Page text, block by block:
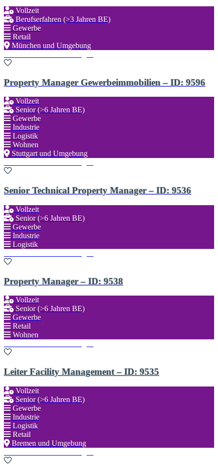
Vollzeit
Berufserfahren (>3 Jahren BE)
Gewerbe
Retail
München und Umgebung
Property Manager Gewerbeimmobilien – ID: 9596
Vollzeit
Senior (>6 Jahren BE)
Gewerbe
Industrie
Logistik
Wohnen
Stuttgart und Umgebung
Senior Technical Property Manager – ID: 9536
Vollzeit
Senior (>6 Jahren BE)
Gewerbe
Industrie
Logistik
Property Manager – ID: 9538
Vollzeit
Senior (>6 Jahren BE)
Gewerbe
Retail
Wohnen
Leiter Facility Management – ID: 9535
Vollzeit
Senior (>6 Jahren BE)
Gewerbe
Industrie
Logistik
Retail
Bremen und Umgebung